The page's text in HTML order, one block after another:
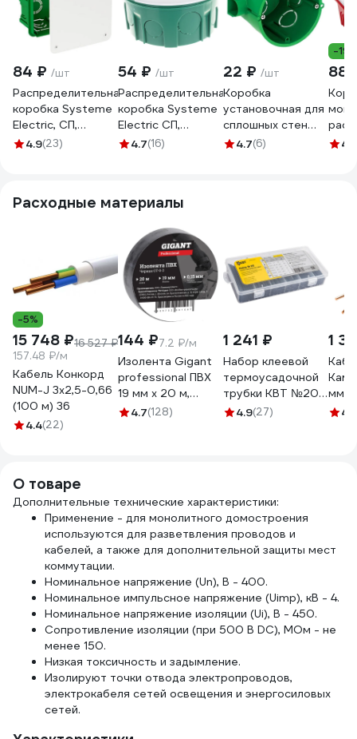
84 ₽ /шт
Распределительная
коробка Systeme
Electric, СП,
100x100x50 мм,
4.9(23)
54 ₽ /шт
Распределительная
коробка Systeme
Electric СП,
100x50 мм, SchE,
4.7(16)
22 ₽ /шт
Коробка
установочная для
сплошных стен
Systeme Electric
4.7(6)
-
88
для4.5
Расходные материалы
-5%
15 748 ₽16 527 ₽
157.48 ₽/м
Кабель Конкорд
NUM-J 3х2,5-0,66
(100 м) 36
4.4(22)
144 ₽7.2 ₽/м
Изолента Gigant
professional ПВХ
19 мм х 20 м,
черная GT-0-3
4.7(128)
1 241 ₽
Набор клеевой
термоусадочной
трубки КВТ №20
86582
4.9(27)
1
мм
4.7
О товаре
Дополнительные технические характеристики:
Применение - для монолитного домостроения
используются для разветвления проводов и
кабелей, а также для дополнительной защиты мест
коммутации.
Номинальное напряжение (Un), В - 400.
Номинальное импульсное напряжение (Uimp), кВ - 4.
Номинальное напряжение изоляции (Ui), В - 450.
Сопротивление изоляции (при 500 В DC), МОм - не
менее 150.
Низкая токсичность и задымление.
Изолируют точки отвода электропроводов,
электрокабеля сетей освещения и энергосиловых
сетей.